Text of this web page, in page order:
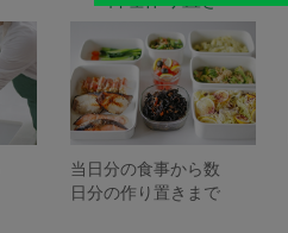
当日分の食事から数
日分の作り置きまで